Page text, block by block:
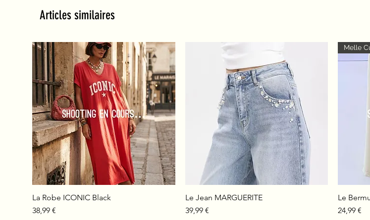
Articles similaires
La Robe ICONIC Black
Prix
38,99 €
Le Jean MARGUERITE
Prix
39,99 €
Melle
Le
Prix
24,99 €